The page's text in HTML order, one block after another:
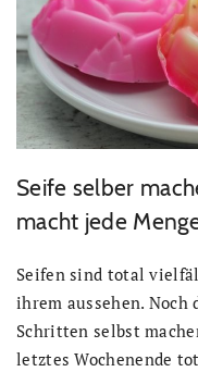
Seife selber
macht jede
Seifen sind total
ihrem aussehen. Noch
Schritten selbst
letztes Wochenende